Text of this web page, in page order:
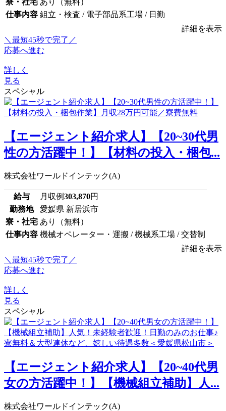
寮・社宅 あり（無料）
仕事内容 組立・検査 / 電子部品系工場 / 日勤
詳細を表示
＼最短45秒で完了／
応募へ進む
詳しく
見る
スペシャル
【エージェント紹介求人】【20~30代男
性の方活躍中！】【材料の投入・梱包...
株式会社ワールドインテック(A)
給与 月収例303,870円
勤務地
愛媛県 新居浜市
寮・社宅 あり（無料）
仕事内容 機械オペレーター・運搬 / 機械系工場 / 交替制
詳細を表示
＼最短45秒で完了／
応募へ進む
詳しく
見る
スペシャル
【エージェント紹介求人】【20~40代男
女の方活躍中！】【機械組立補助】人...
株式会社ワールドインテック(A)